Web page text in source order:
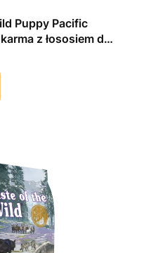
Puppy Pacific
z łososiem dla